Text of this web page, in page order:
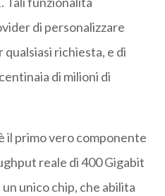
di personalizzare
richiesta, e di
di milioni di
il primo vero componente
reale di 400 Gigabit
unico chip, che abilita